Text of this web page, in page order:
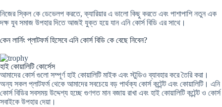
নিজের স্কিল কে ডেভেলপ করতে, ক্যারিয়ার এ ভালো কিছু করতে এবং পাশাপাশি নতুন এক
দক্ষ যুব সমাজ উপহার দিতে আজই যুক্ত হয়ে যান এনি কোর্স বিডি এর সাথে।
কেন লার্নিং প্লাটফর্ম হিসেবে এনি কোর্স বিডি কে বেছে নিবেন?
হাই কোয়ালিটি কোর্সেস
আমাদের কোর্স গুলো সম্পূর্ণ হাই কোয়ালিটি মাইক এবং স্টুডিও ব্যাবহার করে তৈরি করা।
অন্য সকল প্লাটফর্ম থেকে আমাদের সবচেয়ে বড় পার্থক্য কোর্স কন্টেন্ট এবং কোয়ালিটি। এনি
কোর্স বিডির সবসময় উদ্দেশ্য হচ্ছে গুণগত মান বজায় রাখা এবং হাই কোয়ালিটি কন্টেন্ট ও কোর্স
সবাইকে উপহার দেয়া।